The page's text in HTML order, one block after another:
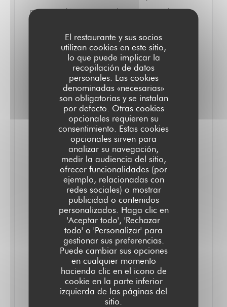
El restaurante y sus socios
utilizan cookies en este sitio,
lo que puede implicar la
recopilación de datos
personales. Las cookies
denominadas «necesarias»
son obligatorias y se instalan
por defecto. Otras cookies
opcionales requieren su
consentimiento. Estas cookies
opcionales sirven para
analizar su navegación,
medir la audiencia del sitio,
ofrecer funcionalidades (por
ejemplo, relacionadas con
redes sociales) o mostrar
publicidad o contenidos
personalizados. Haga clic en
'Aceptar todo', 'Rechazar
todo' o 'Personalizar' para
gestionar sus preferencias.
Puede cambiar sus opciones
en cualquier momento
haciendo clic en el icono de
cookie en la parte inferior
izquierda de las páginas del
sitio.
monument historique, cette brasserie nous plonge
qui met la gastronomie française à l'honneur. Une
incarnation gourmande de ce qui fait le charme de la
Il est de ces adresses sans lesquelles Paris ne serait
pas tout à fait Paris, et le Grand Colbert fait partie de
ces lieux iconiques. Né avec la galerie Colbert en
1828, c'était à l'origine un magasin de nouveautés qui
s'appelait alors "Au Grand Colbert". Ce n'est qu'en
1900 que l'adresse devint un restaurant connu pour
être l'un des bouillons les moins cher de la capitale.
Repris en 1985 par la Bibliothèque nationale de
France après des années de fermeture, c'est
désormais une brasserie parisienne iconique, au chic
décontracté, où se retrouvent les plats typiques de la
gastronomie française.
Le décor nous amène à faire un véritable saut dans le
temps, nous plongeant dans le Paris de la Belle